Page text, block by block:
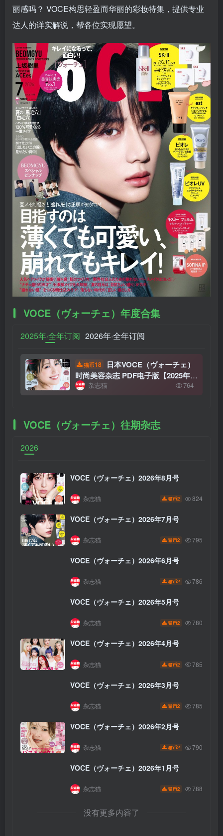
丽感吗？ VOCE构思轻盈而华丽的彩妆特集，提供专业
达人的详实解说，帮各位实现愿望。
VOCE（ヴォーチェ）年度合集
2025年·全年订阅 2026年·全年订阅
猫币18
日本VOCE（ヴォーチェ）
时尚美容杂志 PDF电子版【2025年·
全年订阅】
杂志猫 764
VOCE（ヴォーチェ）往期杂志
2026
VOCE（ヴォーチェ）2026年8月号
杂志猫 猫币2 824
VOCE（ヴォーチェ）2026年7月号
杂志猫 猫币2 795
VOCE（ヴォーチェ）2026年6月号
杂志猫 猫币2 786
VOCE（ヴォーチェ）2026年5月号
杂志猫 猫币2 780
VOCE（ヴォーチェ）2026年4月号
杂志猫 猫币2 785
VOCE（ヴォーチェ）2026年3月号
杂志猫 猫币2 785
VOCE（ヴォーチェ）2026年2月号
杂志猫 猫币2 790
VOCE（ヴォーチェ）2026年1月号
杂志猫 猫币2 788
没有更多内容了